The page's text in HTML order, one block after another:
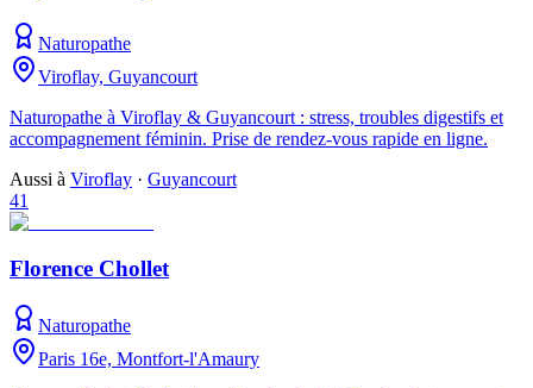
Naturopathe
Viroflay, Guyancourt
Naturopathe à Viroflay & Guyancourt : stress, troubles digestifs et
accompagnement féminin. Prise de rendez-vous rapide en ligne.
Aussi à Viroflay · Guyancourt
41
Florence Chollet
Naturopathe
Paris 16e, Montfort-l'Amaury